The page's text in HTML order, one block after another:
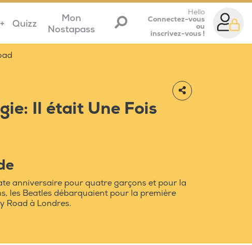
Quizz
Mon
Nostapass
Hello
Connectez-vous
ou
inscrivez-vous !
Il était Une Fois
anniversaire pour quatre garçons et pour la
les Beatles débarquaient pour la première
Road à Londres.